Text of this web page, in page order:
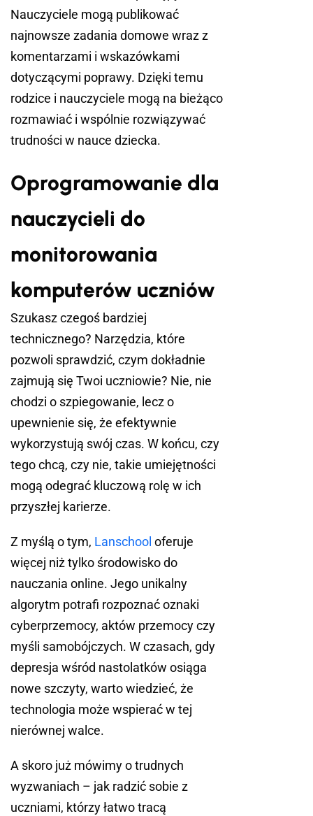
Nauczyciele mogą publikować
najnowsze zadania domowe wraz z
komentarzami i wskazówkami
dotyczącymi poprawy. Dzięki temu
rodzice i nauczyciele mogą na bieżąco
rozmawiać i wspólnie rozwiązywać
trudności w nauce dziecka.
Oprogramowanie dla
nauczycieli do
monitorowania
komputerów uczniów
Szukasz czegoś bardziej
technicznego? Narzędzia, które
pozwoli sprawdzić, czym dokładnie
zajmują się Twoi uczniowie? Nie, nie
chodzi o szpiegowanie, lecz o
upewnienie się, że efektywnie
wykorzystują swój czas. W końcu, czy
tego chcą, czy nie, takie umiejętności
mogą odegrać kluczową rolę w ich
przyszłej karierze.
Z myślą o tym, Lanschool oferuje
więcej niż tylko środowisko do
nauczania online. Jego unikalny
algorytm potrafi rozpoznać oznaki
cyberprzemocy, aktów przemocy czy
myśli samobójczych. W czasach, gdy
depresja wśród nastolatków osiąga
nowe szczyty, warto wiedzieć, że
technologia może wspierać w tej
nierównej walce.
A skoro już mówimy o trudnych
wyzwaniach – jak radzić sobie z
uczniami, którzy łatwo tracą